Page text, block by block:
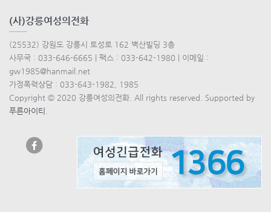
(사)강릉여성의전화
(25532) 강원도 강릉시 토성로 162 벽산빌딩 3층
사무국 : 033-646-6665 | 팩스 : 033-642-1980 | 이메일 :
gw1985@hanmail.net
가정폭력상담 : 033-643-1982, 1985
Copyright © 2020 강릉여성의전화. All rights reserved. Supported by
푸른아이티